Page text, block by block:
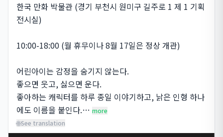
한국 만화 박물관 (경기 부천시 원미구 길주로 1 제 1 기획
전시실)
10:00-18:00 (월 휴무이나 8월 17일은 정상 개관)
어린아이는 감정을 숨기지 않는다.
좋으면 웃고, 싫으면 운다.
좋아하는 캐릭터를 하루 종일 이야기하고, 낡은 인형 하나
에도 이름을 붙인다.… more
🌐See translation